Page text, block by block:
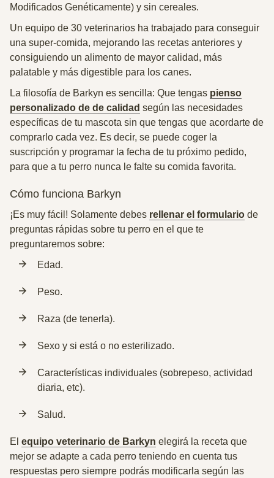
Modificados Genéticamente) y sin cereales.
Un equipo de 30 veterinarios ha trabajado para conseguir
una super-comida, mejorando las recetas anteriores y
consiguiendo un alimento de mayor calidad, más
palatable y más digestible para los canes.
La filosofía de Barkyn es sencilla: Que tengas pienso
personalizado de de calidad según las necesidades
específicas de tu mascota sin que tengas que acordarte de
comprarlo cada vez. Es decir, se puede coger la
suscripción y programar la fecha de tu próximo pedido,
para que a tu perro nunca le falte su comida favorita.
Cómo funciona Barkyn
¡Es muy fácil! Solamente debes rellenar el formulario de
preguntas rápidas sobre tu perro en el que te
preguntaremos sobre:
Edad.
Peso.
Raza (de tenerla).
Sexo y si está o no esterilizado.
Características individuales (sobrepeso, actividad
diaria, etc).
Salud.
El equipo veterinario de Barkyn elegirá la receta que
mejor se adapte a cada perro teniendo en cuenta tus
respuestas pero siempre podrás modificarla según las